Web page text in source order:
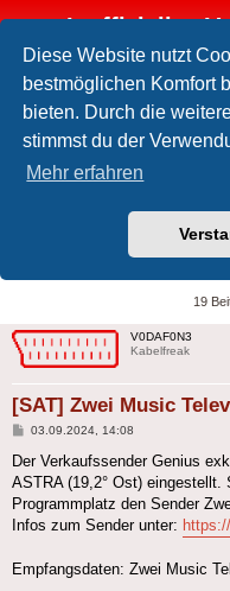
Diese Website nutzt
bestmöglichen Komfort
bieten. Durch die
stimmst du der
Mehr erfahren
Inoffizielles
FAQ
Foren-Übersicht Offtopic
[SAT] Zwei Music
19
V0DAF0N3
Kabelfreak
[SAT] Zwei Music
Beitrag
03.09.2024, 14:08
Der Verkaufssender Genius
ASTRA (19,2° Ost)
Programmplatz den Sender
Infos zum Sender unter:
Empfangsdaten: Zwei Music